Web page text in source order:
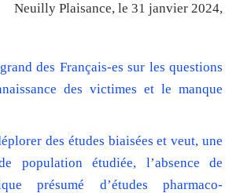
Neuilly Plaisance, le 31 janvier 2024,
des Français-es sur les questions
des victimes et le manque
des études biaisées et veut, une
population étudiée, l’absence de
présumé d’études pharmaco-